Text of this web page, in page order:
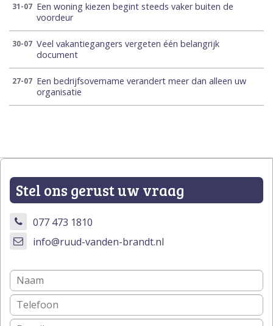
31-07 Een woning kiezen begint steeds vaker buiten de
voordeur
30-07 Veel vakantiegangers vergeten één belangrijk
document
27-07 Een bedrijfsovername verandert meer dan alleen uw
organisatie
Stel ons gerust uw vraag
077 473 1810
info@ruud-vanden-brandt.nl